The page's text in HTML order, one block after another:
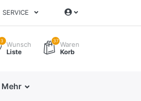
SERVICE
3
Wunsch
Liste
37 Waren
Korb
Mehr